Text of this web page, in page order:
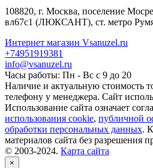
108820, г. Москва, поселение
вл67с1 (ЛЮКСАНТ), ст. метро
Интернет магазин Vsanuzel.ru
+74951919381
info@vsanuzel.ru
Часы работы: Пн - Вс с 9 до 20
Наличие и актуальную стоимость
телефону у менеджера. Сайт
Использование сайта означает
использования cookie, публичной
обработки персональных данных.
материалов сайта без разрешения
© 2003-2024. Карта сайта
×